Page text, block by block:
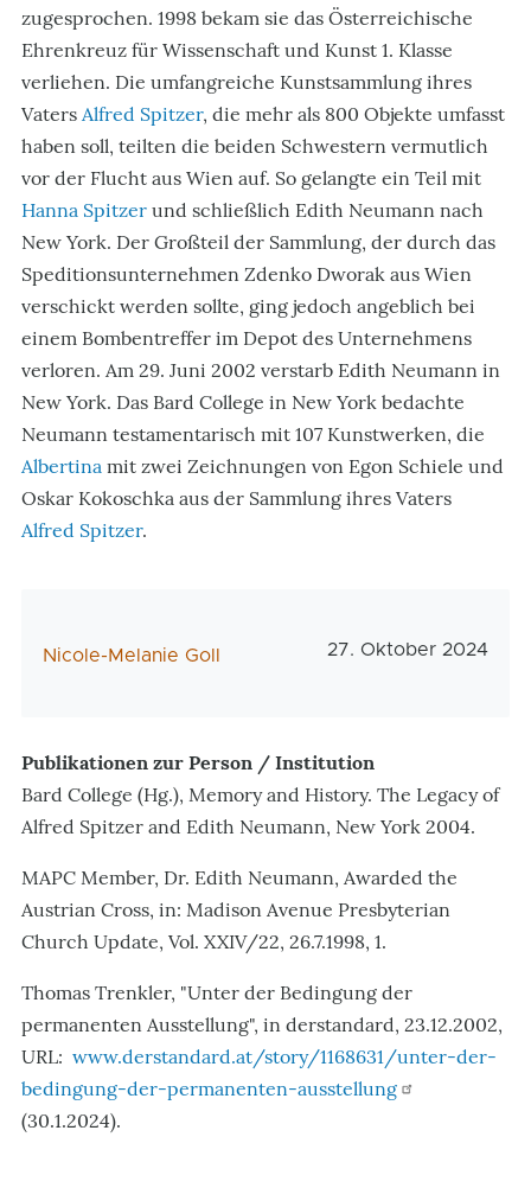
zugesprochen. 1998 bekam sie das Österreichische
Ehrenkreuz für Wissenschaft und Kunst 1. Klasse
verliehen. Die umfangreiche Kunstsammlung ihres
Vaters Alfred Spitzer, die mehr als 800 Objekte umfasst
haben soll, teilten die beiden Schwestern vermutlich
vor der Flucht aus Wien auf. So gelangte ein Teil mit
Hanna Spitzer und schließlich Edith Neumann nach
New York. Der Großteil der Sammlung, der durch das
Speditionsunternehmen Zdenko Dworak aus Wien
verschickt werden sollte, ging jedoch angeblich bei
einem Bombentreffer im Depot des Unternehmens
verloren. Am 29. Juni 2002 verstarb Edith Neumann in
New York. Das Bard College in New York bedachte
Neumann testamentarisch mit 107 Kunstwerken, die
Albertina mit zwei Zeichnungen von Egon Schiele und
Oskar Kokoschka aus der Sammlung ihres Vaters
Alfred Spitzer.
AutorIn
Nicole-Melanie Goll 27. Oktober 2024
Publikationen zur Person / Institution
Bard College (Hg.), Memory and History. The Legacy of
Alfred Spitzer and Edith Neumann, New York 2004.
MAPC Member, Dr. Edith Neumann, Awarded the
Austrian Cross, in: Madison Avenue Presbyterian
Church Update, Vol. XXIV/22, 26.7.1998, 1.
Thomas Trenkler, "Unter der Bedingung der
permanenten Ausstellung", in derstandard, 23.12.2002,
URL: www.derstandard.at/story/1168631/unter-der-
bedingung-der-permanenten-ausstellung
(30.1.2024).